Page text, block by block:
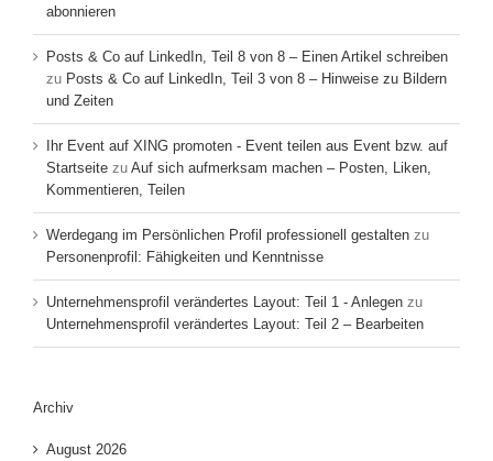
abonnieren
Posts & Co auf LinkedIn, Teil 8 von 8 – Einen Artikel schreiben
zu Posts & Co auf LinkedIn, Teil 3 von 8 – Hinweise zu Bildern
und Zeiten
Ihr Event auf XING promoten - Event teilen aus Event bzw. auf
Startseite zu Auf sich aufmerksam machen – Posten, Liken,
Kommentieren, Teilen
Werdegang im Persönlichen Profil professionell gestalten zu
Personenprofil: Fähigkeiten und Kenntnisse
Unternehmensprofil verändertes Layout: Teil 1 - Anlegen zu
Unternehmensprofil verändertes Layout: Teil 2 – Bearbeiten
Archiv
August 2026